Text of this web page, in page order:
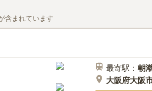
含まれています
最寄駅： 朝
大阪府大阪